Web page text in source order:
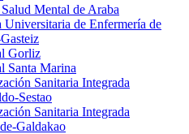
Mental de Araba
Universitaria de Enfermería de
Gorliz
Santa Marina
Sanitaria Integrada
Sestao
Sanitaria Integrada
Galdakao